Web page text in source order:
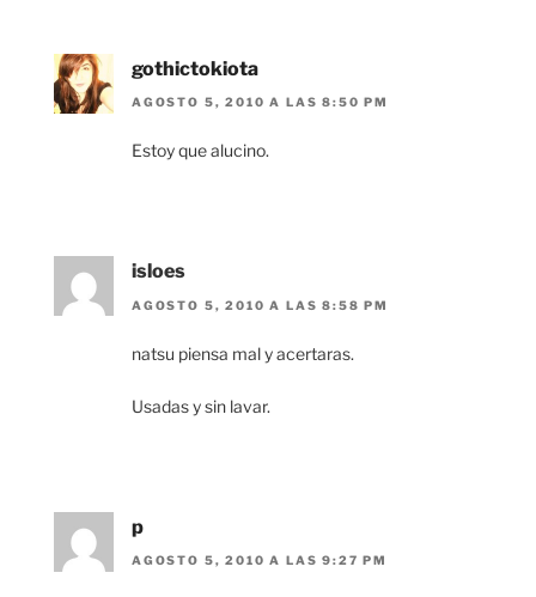
gothictokiota
AGOSTO 5, 2010 A LAS 8:50 PM
Estoy que alucino.
isloes
AGOSTO 5, 2010 A LAS 8:58 PM
natsu piensa mal y acertaras.
Usadas y sin lavar.
p
AGOSTO 5, 2010 A LAS 9:27 PM